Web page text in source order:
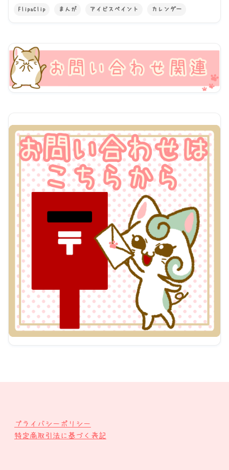
FlipaClip まんが アイビスペイント カレンダー
プライバシーポリシー
特定商取引法に基づく表記